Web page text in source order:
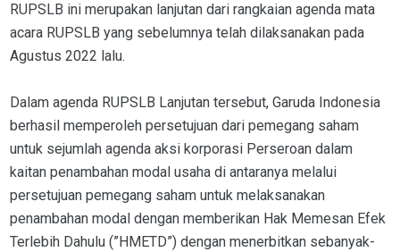
RUPSLB ini merupakan lanjutan dari rangkaian agenda mata
acara RUPSLB yang sebelumnya telah dilaksanakan pada
Agustus 2022 lalu.
Dalam agenda RUPSLB Lanjutan tersebut, Garuda Indonesia
berhasil memperoleh persetujuan dari pemegang saham
untuk sejumlah agenda aksi korporasi Perseroan dalam
kaitan penambahan modal usaha di antaranya melalui
persetujuan pemegang saham untuk melaksanakan
penambahan modal dengan memberikan Hak Memesan Efek
Terlebih Dahulu (”HMETD”) dengan menerbitkan sebanyak-